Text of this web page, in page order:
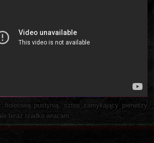
fioletową pustynią, sztos zamykający pierwszy
teraz rzadko wracam.